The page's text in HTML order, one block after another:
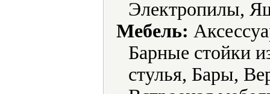
Электропилы,
Мебель:
Барные стойки
стулья, Бары,